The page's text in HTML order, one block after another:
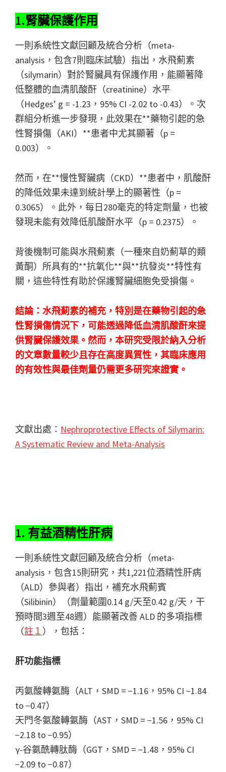
1.腎臟保護作用
一則系統性文獻回顧及統合分析（meta-
analysis，包含7則臨床試驗）指出，水飛薊素
（silymarin）對於腎臟具有保護作用，能顯著降
低整體的血清肌酸酐（creatinine）水平
（Hedges’ g = -1.23，95% CI -2.02 to -0.43）。次
群組分析進一步發現，此效果在**藥物引起的急
性腎損傷（AKI）**患者中尤其顯著（p =
0.003）。
然而，在**慢性腎臟病（CKD）**患者中，肌酸酐
的降低效果未達到統計學上的顯著性（p =
0.3065）。此外，每日280毫克的特定劑量，也被
發現未能有效降低肌酸酐水平（p = 0.2375）。
背後機制可能與水飛薊素（一種來自奶薊草的類
黃酮）所具有的**抗氧化**與**抗發炎**特性有
關，這些特性有助於保護腎臟細胞免受損傷。
結論：水飛薊素的補充，特別是在藥物引起的急
性腎損傷情況下，可能透過降低血清肌酸酐來提
供腎臟保護效果。然而，本研究受限於納入分析
的文章數量較少且存在高度異質性，其臨床應用
的有效性與最佳劑量仍需更多研究來證實。
文獻出處： Nephroprotective Effects of Silymarin:
A Systematic Review and Meta-Analysis
1. 有益酒精性肝病
一則系統性文獻回顧及統合分析（meta-
analysis，包含15則研究，共1,221位酒精性肝病
（ALD）參與者）指出，補充水飛薊賓
（Silibinin）（劑量範圍0.14 g/天至0.42 g/天，干
預時間3週至48週）能顯著改善 ALD 的多項指標
（註１ ），包括：
肝功能指標
丙氨酸轉氨酶（ALT，SMD = −1.16，95% CI −1.84
to −0.47）
天門冬氨酸轉氨酶（AST，SMD = −1.56，95% CI
−2.18 to −0.95）
γ-谷氨酰轉肽酶（GGT，SMD = −1.48，95% CI
−2.09 to −0.87）